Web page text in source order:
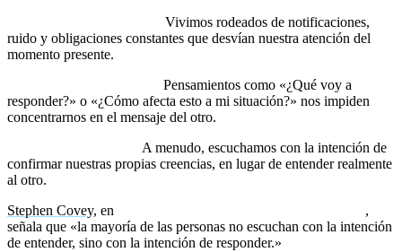
Vivimos rodeados de notificaciones,
ruido y obligaciones constantes que desvían nuestra atención del
momento presente.
Pensamientos como «¿Qué voy a
responder?» o «¿Cómo afecta esto a mi situación?» nos impiden
concentrarnos en el mensaje del otro.
A menudo, escuchamos con la intención de
confirmar nuestras propias creencias, en lugar de entender realmente
al otro.
Stephen Covey, en
,
señala que «la mayoría de las personas no escuchan con la intención
de entender, sino con la intención de responder.»